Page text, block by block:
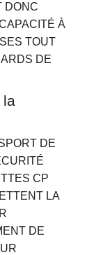
DONC
À
TOUT
DE
la
DE
CP
LA
DE